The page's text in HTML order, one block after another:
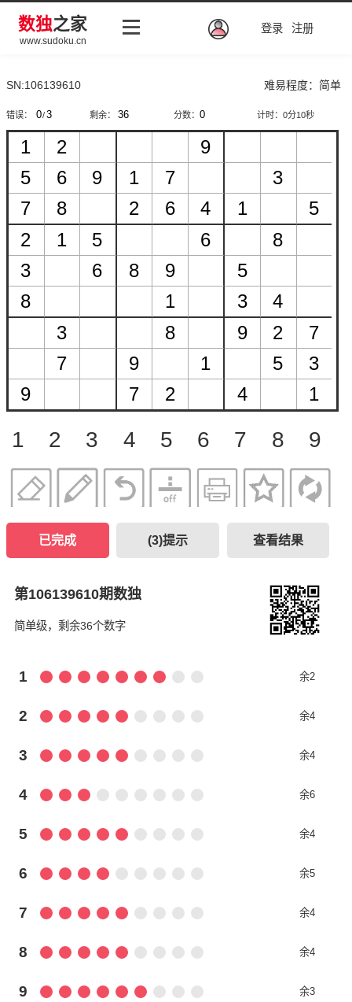
数独之家
www.sudoku.cn
登录 注册
SN:106139610 难易程度：简单
错误： / 剩余： 分数： 计时：0分10秒
1 2 3 4 5 6 7 8 9
已完成 (3)提示 查看结果
第106139610期数独
简单级，剩余36个数字
1 余2
2 余4
3 余4
4 余6
5 余4
6 余5
7 余4
8 余4
9 余3